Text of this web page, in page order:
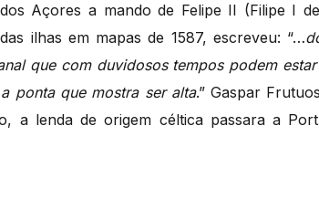
Açores a mando de Felipe II (Filipe I
ilhas em mapas de 1587, escreveu: “…
que com duvidosos tempos podem
ponta que mostra ser alta.” Gaspar
a lenda de origem céltica passara a